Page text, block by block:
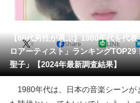
リサーチ
会員記事
メディア
注目記事を集めた総合ページ
ITの今と未来を見通す
【60代男性が選ぶ】1980年代を代
ロアーティスト」ランキング
聖子」【2024年最新調査結果】
X Share LINE
1980年代は、日本の音楽シーンが